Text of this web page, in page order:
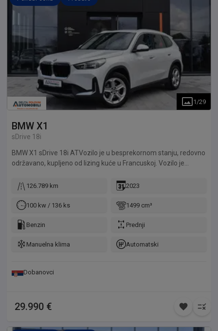
1 /29
BMW X1
sDrive 18i
BMW X1 sDrive 18i ATVozilo je u besprekornom stanju, redovno
održavano, kupljeno od lizing kuće u Francuskoj. Vozilo je
daje garanciju na motor 12 meseci ili 10.000km. Mogućnost
126.789 km 2023
100 kw / 136 ks 1499 cm³
Benzin Prednji
Manuelna klima Automatski
Dobanovci
29.990 €